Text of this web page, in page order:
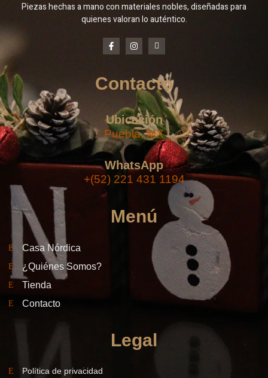
Piezas hechas a mano con materiales nobles, diseñadas para
quienes valoran lo auténtico.
Contacto
Ubicación
Puebla, MX
WhatsApp
+(52) 221 431 1194
Menú
Casa Nórdica
¿Quiénes Somos?
Tienda
Contacto
Legal
Política de privacidad